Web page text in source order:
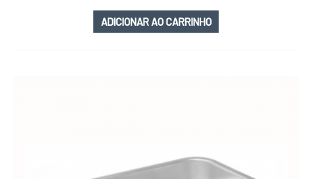
ADICIONAR AO CARRINHO